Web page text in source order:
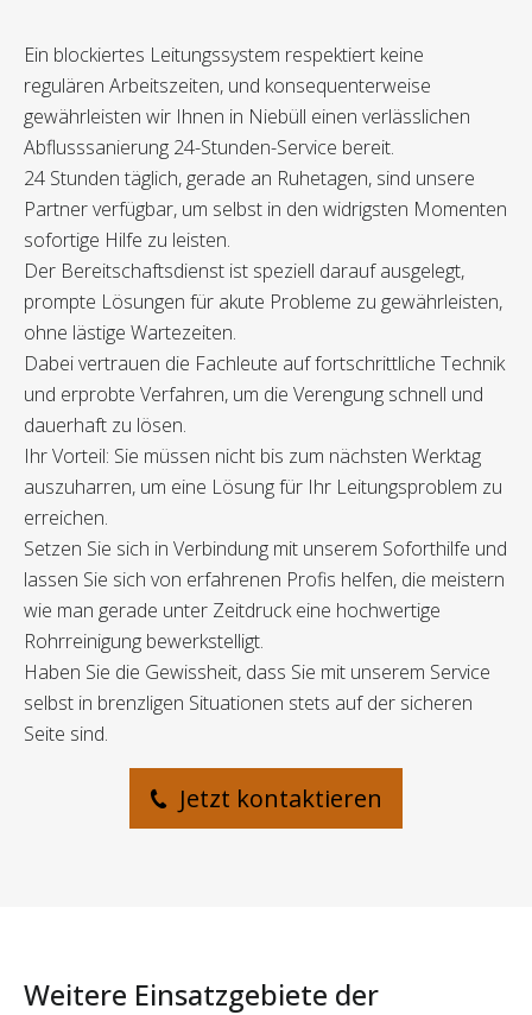
Ein blockiertes Leitungssystem respektiert keine
regulären Arbeitszeiten, und konsequenterweise
gewährleisten wir Ihnen in Niebüll einen verlässlichen
Abflusssanierung 24-Stunden-Service bereit.
24 Stunden täglich, gerade an Ruhetagen, sind unsere
Partner verfügbar, um selbst in den widrigsten Momenten
sofortige Hilfe zu leisten.
Der Bereitschaftsdienst ist speziell darauf ausgelegt,
prompte Lösungen für akute Probleme zu gewährleisten,
ohne lästige Wartezeiten.
Dabei vertrauen die Fachleute auf fortschrittliche Technik
und erprobte Verfahren, um die Verengung schnell und
dauerhaft zu lösen.
Ihr Vorteil: Sie müssen nicht bis zum nächsten Werktag
auszuharren, um eine Lösung für Ihr Leitungsproblem zu
erreichen.
Setzen Sie sich in Verbindung mit unserem Soforthilfe und
lassen Sie sich von erfahrenen Profis helfen, die meistern
wie man gerade unter Zeitdruck eine hochwertige
Rohrreinigung bewerkstelligt.
Haben Sie die Gewissheit, dass Sie mit unserem Service
selbst in brenzligen Situationen stets auf der sicheren
Seite sind.
Jetzt kontaktieren
Weitere Einsatzgebiete der